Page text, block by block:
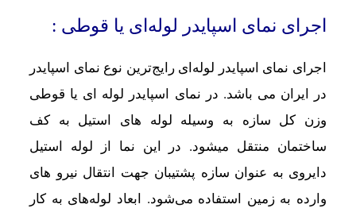
اجرای نمای اسپایدر لوله‌ای یا قوطی :
اجرای نمای اسپایدر لوله‌ای رایج‌ترین نوع نمای اسپایدر
در ایران می باشد. در نمای اسپایدر لوله ای یا قوطی
وزن کل سازه به وسیله لوله های استیل به کف
ساختمان منتقل میشود. در این نما از لوله استیل
دایروی به عنوان سازه پشتیبان جهت انتقال نیرو های
وارده به زمین استفاده می‌شود. ابعاد لوله‌های به کار